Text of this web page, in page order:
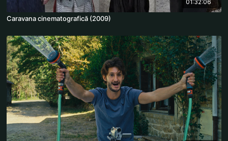
01:32:06
Caravana cinematografică (2009)